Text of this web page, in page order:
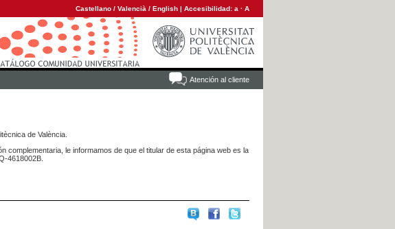
Castellano / Valencià / English | Accesibilidad: a · A
Atención al cliente
de València.
complementaria, le informamos de que el titular de esta página web es la
4618002B.